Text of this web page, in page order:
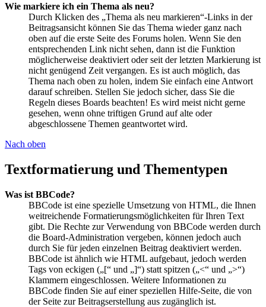
Wie markiere ich ein Thema als neu?
Durch Klicken des „Thema als neu markieren“-Links in der
Beitragsansicht können Sie das Thema wieder ganz nach
oben auf die erste Seite des Forums holen. Wenn Sie den
entsprechenden Link nicht sehen, dann ist die Funktion
möglicherweise deaktiviert oder seit der letzten Markierung ist
nicht genügend Zeit vergangen. Es ist auch möglich, das
Thema nach oben zu holen, indem Sie einfach eine Antwort
darauf schreiben. Stellen Sie jedoch sicher, dass Sie die
Regeln dieses Boards beachten! Es wird meist nicht gerne
gesehen, wenn ohne triftigen Grund auf alte oder
abgeschlossene Themen geantwortet wird.
Nach oben
Textformatierung und Thementypen
Was ist BBCode?
BBCode ist eine spezielle Umsetzung von HTML, die Ihnen
weitreichende Formatierungsmöglichkeiten für Ihren Text
gibt. Die Rechte zur Verwendung von BBCode werden durch
die Board-Administration vergeben, können jedoch auch
durch Sie für jeden einzelnen Beitrag deaktiviert werden.
BBCode ist ähnlich wie HTML aufgebaut, jedoch werden
Tags von eckigen („[“ und „]“) statt spitzen („<“ und „>“)
Klammern eingeschlossen. Weitere Informationen zu
BBCode finden Sie auf einer speziellen Hilfe-Seite, die von
der Seite zur Beitragserstellung aus zugänglich ist.